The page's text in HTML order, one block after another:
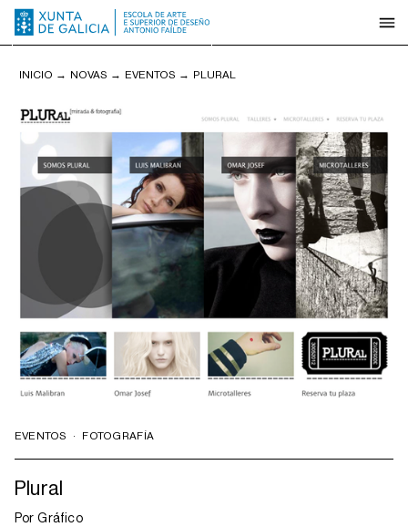
INICIO → NOVAS → EVENTOS → PLURAL
EVENTOS · FOTOGRAFÍA
Plural
PorGráfico